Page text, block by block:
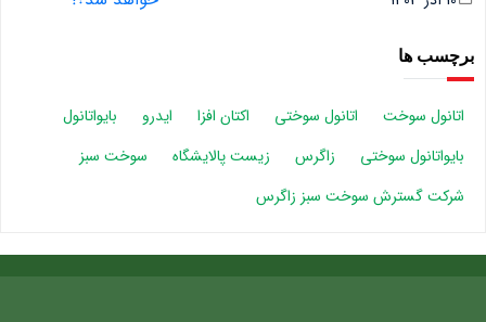
برچسب ها
اتانول سوخت اتانول سوختی اکتان افزا ایدرو
بایواتانول
بایواتانول سوختی
زاگرس زیست پالایشگاه
سوخت سبز
شرکت گسترش سوخت سبز زاگرس